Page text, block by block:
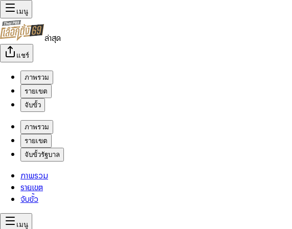
เมนู
ล่าสุด
แชร์
ภาพรวม
รายเขต
จับขั้ว
ภาพรวม
รายเขต
จับขั้วรัฐบาล
ภาพรวม
รายเขต
จับขั้ว
เมนู